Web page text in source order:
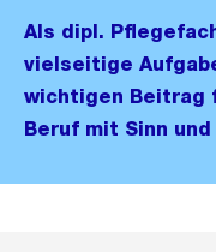
Als dipl.
vielseitige
wichtigen Beitrag
Beruf mit Sinn